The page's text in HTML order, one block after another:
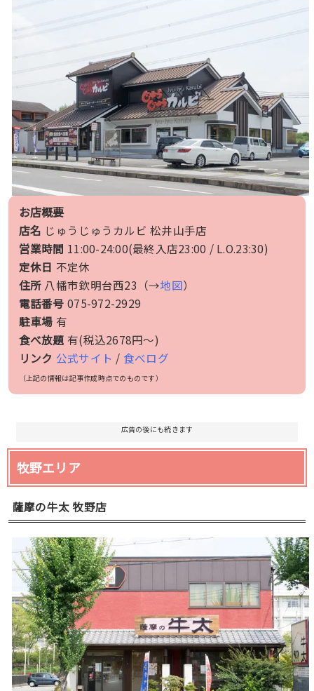
お店概要
店名 じゅうじゅうカルビ 松井山手店
営業時間 11:00-24:00(最終入店23:00 / L.O.23:30)
定休日 不定休
住所 八幡市欽明台西23（→地図）
電話番号 075-972-2929
駐車場 有
食べ放題 有(税込2678円〜)
リンク 公式サイト / 食べログ
（上記の情報は記事作成時点でのものです）
広告の後にも続きます
牧野エリア
薩摩の牛太 牧野店